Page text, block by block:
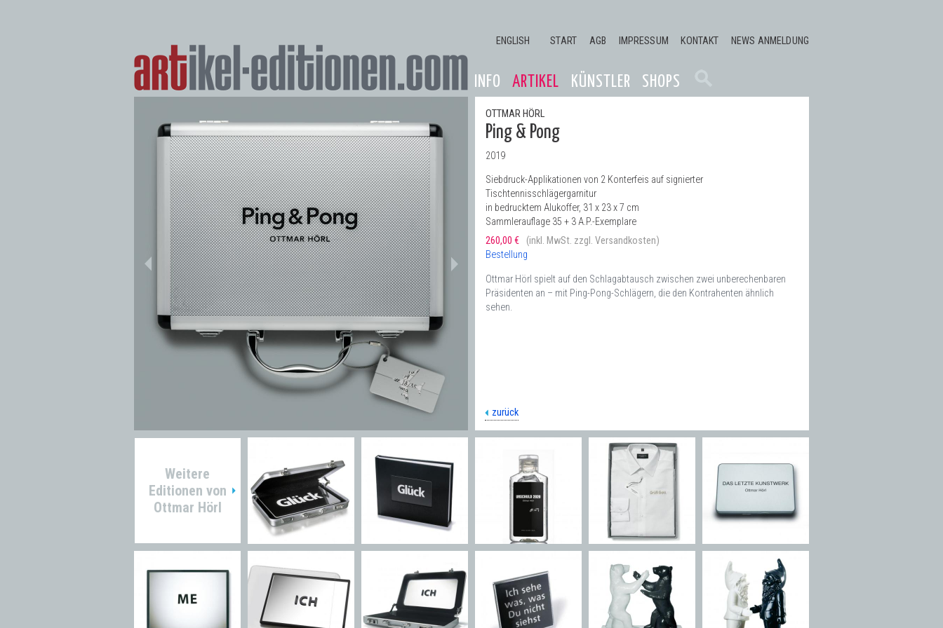
START AGB IMPRESSUM KONTAKT NEWS ANMELDUNG
ENGLISH
INFO ARTIKEL KÜNSTLER SHOPS
OTTMAR HÖRL
Ping & Pong
2019
Siebdruck-Applikationen von 2 Konterfeis auf signierter
Tischtennisschlägergarnitur
in bedrucktem Alukoffer, 31 x 23 x 7 cm
Sammlerauflage 35 + 3 A.P.-Exemplare
260,00 €
(inkl. MwSt. zzgl. Versandkosten)
Bestellung
Ottmar Hörl spielt auf den Schlagabtausch zwischen zwei unberechenbaren
Präsidenten an – mit Ping-Pong-Schlägern, die den Kontrahenten ähnlich
sehen.
zurück
Weitere
Editionen von
Ottmar Hörl